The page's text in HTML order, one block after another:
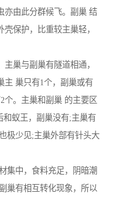
亦由此分群候飞。副巢 结
保护，比重较主巢轻，
巢与副巢有隧道相通，
主 巢只有1个，副巢或有
个。主巢和副巢 的主要区
和蚁王，副巢没有;主巢有
极少见;主巢外部有针头大
集中，食料充足，阴暗潮
巢有相互转化现象，所以